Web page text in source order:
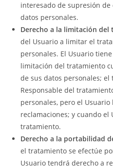
interesado de supresión
datos personales.
Derecho a la limitación del
del Usuario a limitar el
personales. El Usuario
limitación del tratamiento
de sus datos personales;
Responsable del
personales, pero el
reclamaciones; y cuando el
tratamiento.
Derecho a la portabilidad
el tratamiento se efectúe
Usuario tendrá derecho a